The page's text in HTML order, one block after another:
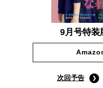
9月号特装
次回予告